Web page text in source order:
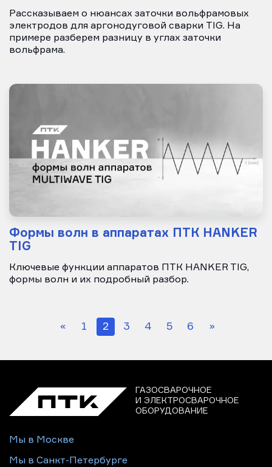
Рассказываем о нюансах заточки вольфрамовых
электродов для аргонодуговой сварки TIG. На
примере разберем разницу в углах заточки
вольфрама.
Формы волн в аппаратах ПТК HANKER
TIG
Ключевые функции аппаратов ПТК HANKER TIG,
формы волн и их подробный разбор.
« 1 2 3 4 5 6 »
ГАЗОСВАРОЧНОЕ
И ЭЛЕКТРОСВАРОЧНОЕ
ОБОРУДОВАНИЕ
Мы в Москве
Мы в Санкт-Петербурге